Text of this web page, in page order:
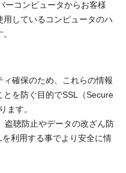
ーコンピュータからお客様
しているコンピュータのハ
確保のため、これらの情報
を防ぐ目的でSSL（Secure
ます。
聴防止やデータの改ざん防
利用する事でより安全に情